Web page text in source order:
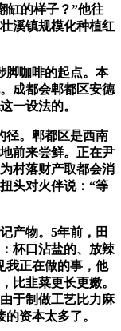
缸的样子？”他往
溪镇规模化种植红
咖啡的起点。本
成都会郫都区安德
一设法的。
。郫都区是西南
前来尝鲜。正在尹
村落财产取都会消
头对火伴说：“等
产物。5年前，田
杯口沾盐的、放辣
正在做的事，他
比韭菜更长更嫩。
于制做工艺比力麻
资本太多了。